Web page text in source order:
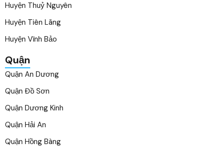
Huyện Thuỷ Nguyên
Huyện Tiên Lãng
Huyện Vĩnh Bảo
Quận
Quận An Dương
Quận Đồ Sơn
Quận Dương Kinh
Quận Hải An
Quận Hồng Bàng